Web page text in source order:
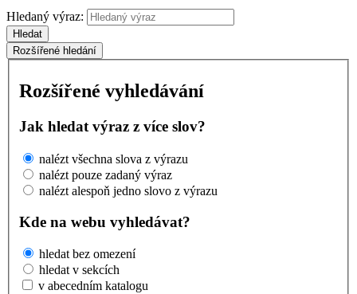
Hledaný výraz:
Hledat
Rozšířené hledání
Rozšířené vyhledávání
Jak hledat výraz z více slov?
nalézt všechna slova z výrazu
nalézt pouze zadaný výraz
nalézt alespoň jedno slovo z výrazu
Kde na webu vyhledávat?
hledat bez omezení
hledat v sekcích
v abecedním katalogu